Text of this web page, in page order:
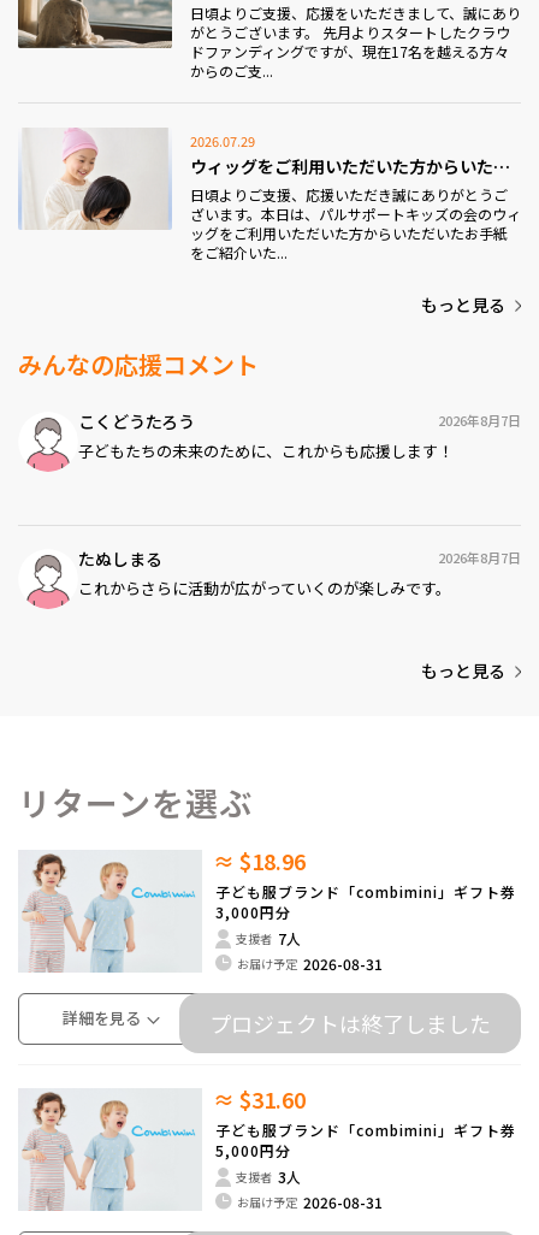
日頃よりご支援、応援をいただきまして、誠にあり
がとうございます。 先月よりスタートしたクラウ
ドファンディングですが、現在17名を越える方々
からのご支...
2026.07.29
ウィッグをご利用いただいた方からいただいたお手紙を...
日頃よりご支援、応援いただき誠にありがとうご
ざいます。本日は、パルサポートキッズの会のウィ
ッグをご利用いただいた方からいただいたお手紙
をご紹介いた...
もっと見る
みんなの応援コメント
こくどうたろう 2026年8月7日
子どもたちの未来のために、これからも応援します！
たぬしまる 2026年8月7日
これからさらに活動が広がっていくのが楽しみです。
もっと見る
リターンを選ぶ
≈ $18.96
子ども服ブランド「combimini」ギフト券
3,000円分
支援者 7人
お届け予定 2026-08-31
詳細を見る プロジェクトは終了しました
≈ $31.60
子ども服ブランド「combimini」ギフト券
5,000円分
支援者 3人
お届け予定 2026-08-31